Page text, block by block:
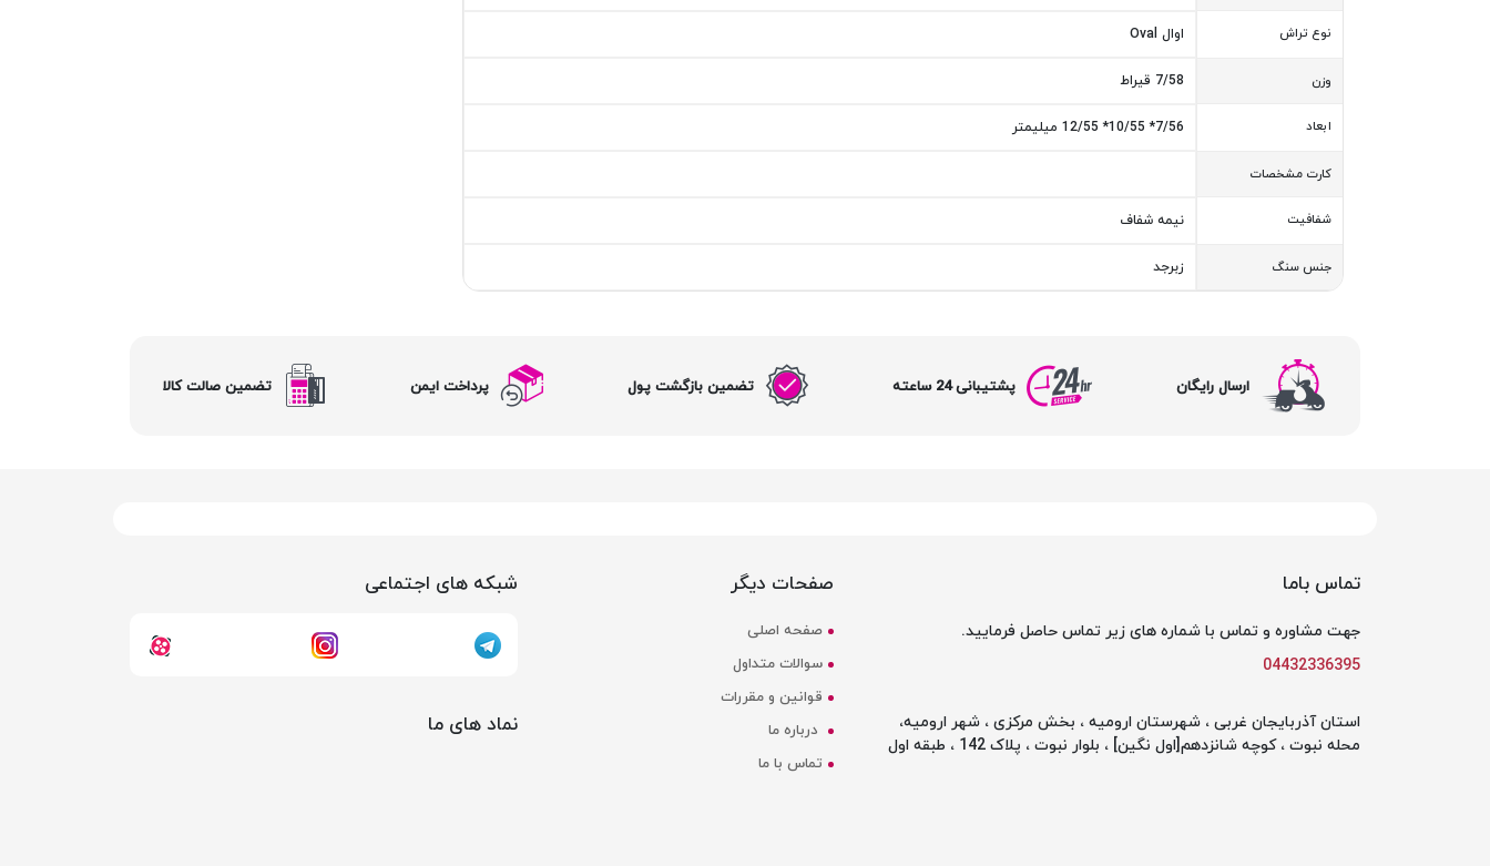
نوع تراش اوال Oval
وزن 7/58 قیراط
ابعاد 7/56* 10/55* 12/55 میلیمتر
کارت مشخصات
شفافیت نیمه شفاف
جنس سنگ زبرجد
ارسال رایگان پشتیبانی 24 ساعته تضمین بازگشت پول پرداخت ایمن تضمین صالت کالا
تماس باما
جهت مشاوره و تماس با شماره های زیر تماس حاصل فرمایید.
04432336395
استان آذربایجان غربی ، شهرستان ارومیه ، بخش مرکزی ، شهر ارومیه،
محله نبوت ، کوچه شانزدهم[اول نگین] ، بلوار نبوت ، پلاک 142 ، طبقه اول
صفحات دیگر
صفحه اصلی
سوالات متداول
قوانین و مقررات
درباره ما
تماس با ما
شبکه های اجتماعی
نماد های ما